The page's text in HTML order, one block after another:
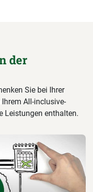
der
Sie bei Ihrer
All-inclusive-
Leistungen enthalten.